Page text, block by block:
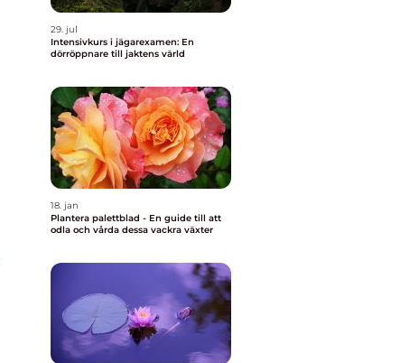
29. jul
Intensivkurs i jägarexamen: En
dörröppnare till jaktens värld
18. jan
Plantera palettblad - En guide till att
odla och vårda dessa vackra växter